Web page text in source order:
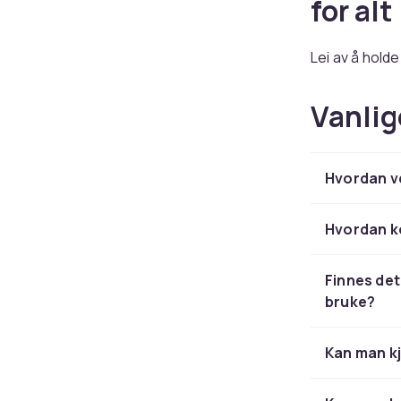
for alt
Lei av å
de som
Mange
helt? Da er
med ditt
Hvordan
Hvordan
Finnes
bruke?
Kan man